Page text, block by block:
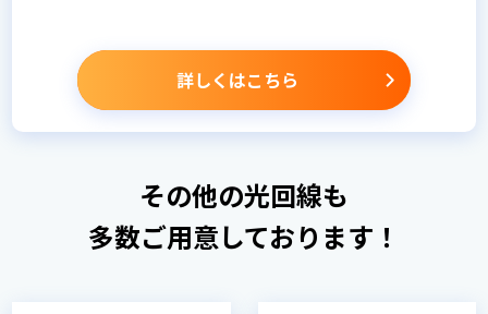
詳しくはこちら
その他の光回線も
多数ご用意しております！